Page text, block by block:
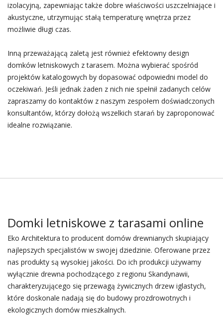
izolacyjną, zapewniając także dobre właściwości uszczelniające i
akustyczne, utrzymując stałą temperaturę wnętrza przez
możliwie długi czas.
Inną przeważającą zaletą jest również efektowny design
domków letniskowych z tarasem. Można wybierać spośród
projektów katalogowych by dopasować odpowiedni model do
oczekiwań. Jeśli jednak żaden z nich nie spełnił zadanych celów
zapraszamy do kontaktów z naszym zespołem doświadczonych
konsultantów, którzy dołożą wszelkich starań by zaproponować
idealne rozwiązanie.
Domki letniskowe z tarasami online
Eko Architektura to producent domów drewnianych skupiający
najlepszych specjalistów w swojej dziedzinie. Oferowane przez
nas produkty są wysokiej jakości. Do ich produkcji używamy
wyłącznie drewna pochodzącego z regionu Skandynawii,
charakteryzującego się przewagą żywicznych drzew iglastych,
które doskonale nadają się do budowy prozdrowotnych i
ekologicznych domów mieszkalnych.